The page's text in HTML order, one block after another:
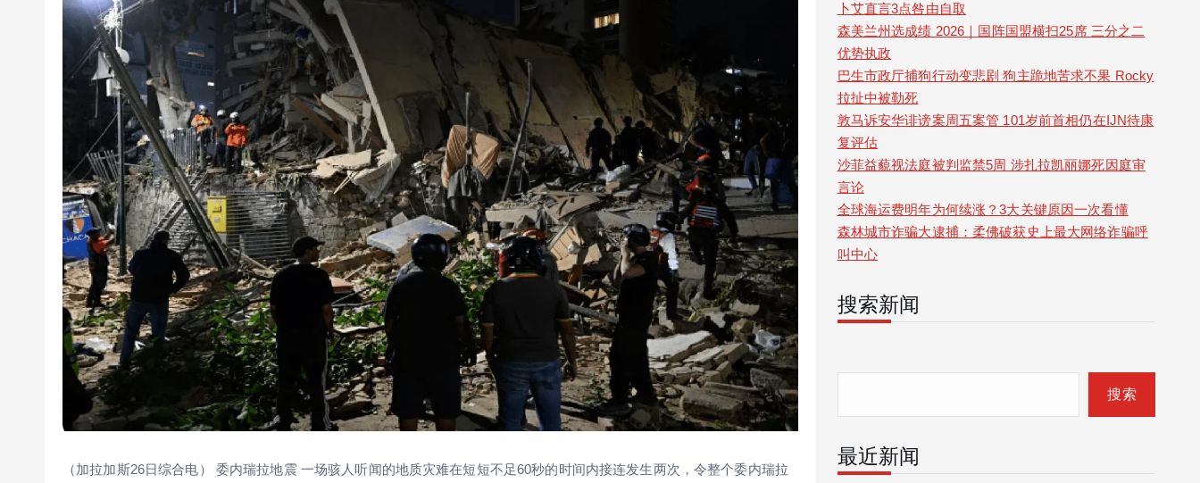
（加拉加斯26日综合电） 委内瑞拉地震 一场骇人听闻的地质灾难在短短不足60秒的时间内接连发生两次，令整个委内瑞拉
卜艾直言3点咎由自取
森美兰州选成绩 2026｜国阵国盟横扫25席 三分之二
优势执政
巴生市政厅捕狗行动变悲剧 狗主跪地苦求不果 Rocky
拉扯中被勒死
敦马诉安华诽谤案周五案管 101岁前首相仍在IJN待康
复评估
沙菲益藐视法庭被判监禁5周 涉扎拉凯丽娜死因庭审
言论
全球海运费明年为何续涨？3大关键原因一次看懂
森林城市诈骗大逮捕：柔佛破获史上最大网络诈骗呼
叫中心
搜索新闻
r
搜索
最近新闻